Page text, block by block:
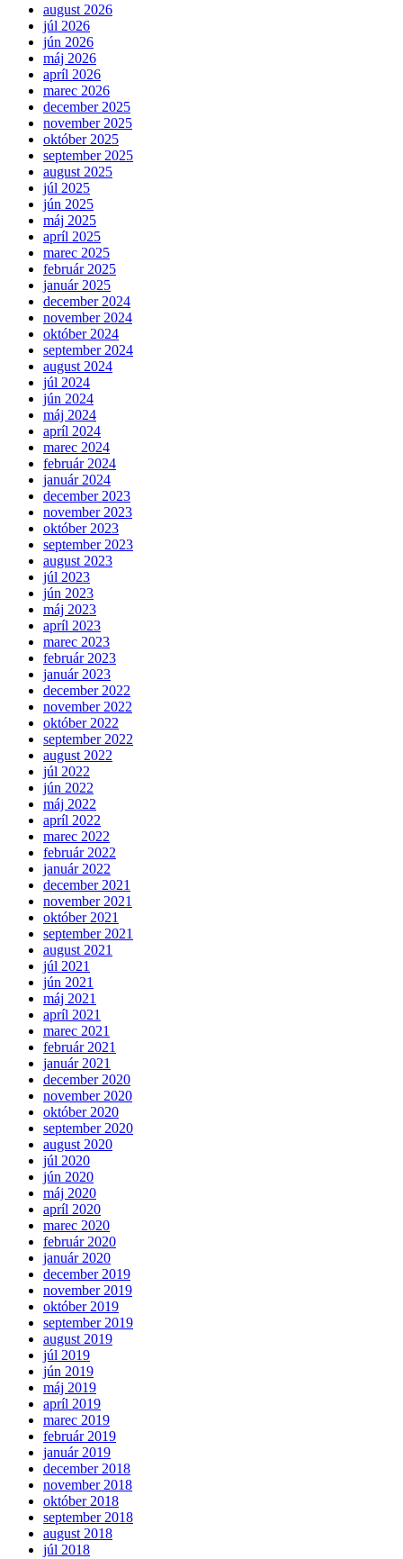
august 2026
júl 2026
jún 2026
máj 2026
apríl 2026
marec 2026
december 2025
november 2025
október 2025
september 2025
august 2025
júl 2025
jún 2025
máj 2025
apríl 2025
marec 2025
február 2025
január 2025
december 2024
november 2024
október 2024
september 2024
august 2024
júl 2024
jún 2024
máj 2024
apríl 2024
marec 2024
február 2024
január 2024
december 2023
november 2023
október 2023
september 2023
august 2023
júl 2023
jún 2023
máj 2023
apríl 2023
marec 2023
február 2023
január 2023
december 2022
november 2022
október 2022
september 2022
august 2022
júl 2022
jún 2022
máj 2022
apríl 2022
marec 2022
február 2022
január 2022
december 2021
november 2021
október 2021
september 2021
august 2021
júl 2021
jún 2021
máj 2021
apríl 2021
marec 2021
február 2021
január 2021
december 2020
november 2020
október 2020
september 2020
august 2020
júl 2020
jún 2020
máj 2020
apríl 2020
marec 2020
február 2020
január 2020
december 2019
november 2019
október 2019
september 2019
august 2019
júl 2019
jún 2019
máj 2019
apríl 2019
marec 2019
február 2019
január 2019
december 2018
november 2018
október 2018
september 2018
august 2018
júl 2018